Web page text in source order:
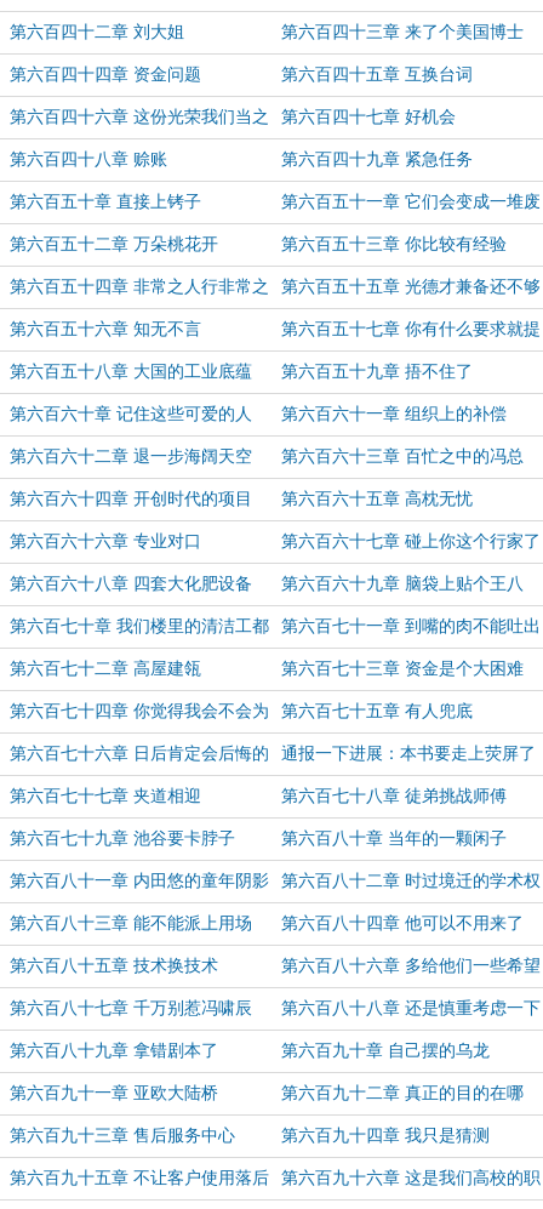
家
第六百四十二章 刘大姐 第六百四十三章 来了个美国博士
第六百四十四章 资金问题 第六百四十五章 互换台词
第六百四十六章 这份光荣我们当之
无愧
第六百四十七章 好机会
第六百四十八章 赊账 第六百四十九章 紧急任务
第六百五十章 直接上铐子 第六百五十一章 它们会变成一堆废
铁
第六百五十二章 万朵桃花开 第六百五十三章 你比较有经验
第六百五十四章 非常之人行非常之
事
第六百五十五章 光德才兼备还不够
第六百五十六章 知无不言 第六百五十七章 你有什么要求就提
吧
第六百五十八章 大国的工业底蕴 第六百五十九章 捂不住了
第六百六十章 记住这些可爱的人 第六百六十一章 组织上的补偿
第六百六十二章 退一步海阔天空 第六百六十三章 百忙之中的冯总
第六百六十四章 开创时代的项目 第六百六十五章 高枕无忧
第六百六十六章 专业对口 第六百六十七章 碰上你这个行家了
第六百六十八章 四套大化肥设备 第六百六十九章 脑袋上贴个王八
第六百七十章 我们楼里的清洁工都
懂
第六百七十一章 到嘴的肉不能吐出
来
第六百七十二章 高屋建瓴 第六百七十三章 资金是个大困难
第六百七十四章 你觉得我会不会为
难呢
第六百七十五章 有人兜底
第六百七十六章 日后肯定会后悔的 通报一下进展：本书要走上荧屏了
第六百七十七章 夹道相迎 第六百七十八章 徒弟挑战师傅
第六百七十九章 池谷要卡脖子 第六百八十章 当年的一颗闲子
第六百八十一章 内田悠的童年阴影 第六百八十二章 时过境迁的学术权
威
第六百八十三章 能不能派上用场 第六百八十四章 他可以不用来了
第六百八十五章 技术换技术 第六百八十六章 多给他们一些希望
第六百八十七章 千万别惹冯啸辰 第六百八十八章 还是慎重考虑一下
为好
第六百八十九章 拿错剧本了 第六百九十章 自己摆的乌龙
第六百九十一章 亚欧大陆桥 第六百九十二章 真正的目的在哪
第六百九十三章 售后服务中心 第六百九十四章 我只是猜测
第六百九十五章 不让客户使用落后 第六百九十六章 这是我们高校的职